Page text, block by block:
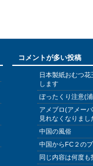
コメントが多い投稿
日本製紙おむつ
します
ぼったくり注意(
アメブロ(アメー
見れなくなりまし
中国の風俗
中国からFC２の
同じ内容は何度